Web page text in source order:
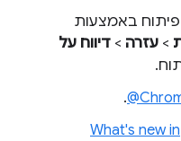
באמצעות
> עזרה > דיווח על
.
What's new in